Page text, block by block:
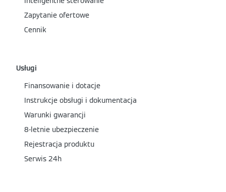
Zapytanie ofertowe
Cennik
Usługi
Finansowanie i dotacje
Instrukcje obsługi i dokumentacja
Warunki gwarancji
8-letnie ubezpieczenie
Rejestracja produktu
Serwis 24h